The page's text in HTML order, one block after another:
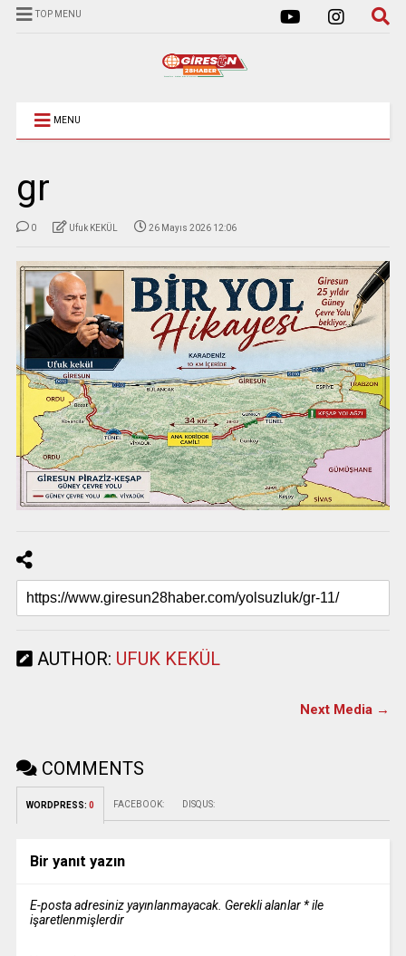
TOP MENU
MENU
gr
0 Ufuk KEKÜL 26 Mayıs 2026 12:06
AUTHOR: UFUK KEKÜL
Next Media →
COMMENTS
WORDPRESS: 0 FACEBOOK: DISQUS:
Bir yanıt yazın
E-posta adresiniz yayınlanmayacak. Gerekli alanlar *ile
işaretlenmişlerdir